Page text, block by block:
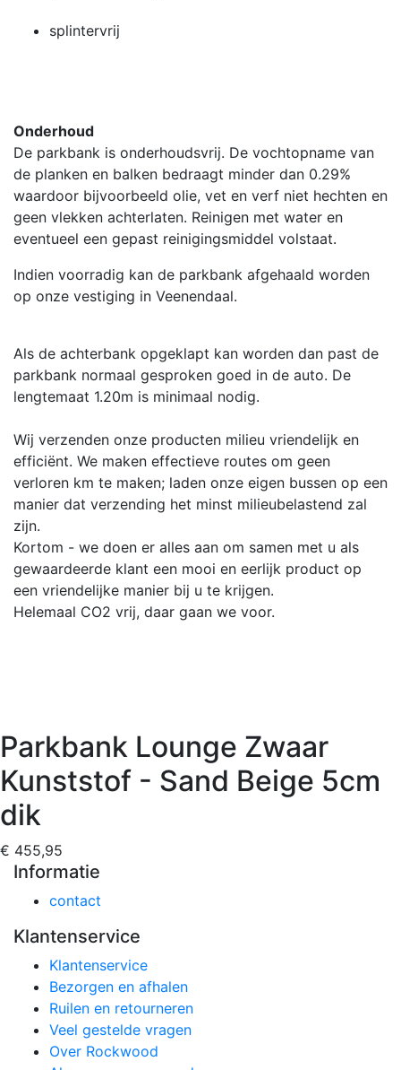
splintervrij
Onderhoud
De parkbank is onderhoudsvrij. De vochtopname van
de planken en balken bedraagt minder dan 0.29%
waardoor bijvoorbeeld olie, vet en verf niet hechten en
geen vlekken achterlaten. Reinigen met water en
eventueel een gepast reinigingsmiddel volstaat.
Indien voorradig kan de parkbank afgehaald worden
op onze vestiging in Veenendaal.
Als de achterbank opgeklapt kan worden dan past de
parkbank normaal gesproken goed in de auto. De
lengtemaat 1.20m is minimaal nodig.
Wij verzenden onze producten milieu vriendelijk en
efficiënt. We maken effectieve routes om geen
verloren km te maken; laden onze eigen bussen op een
manier dat verzending het minst milieubelastend zal
zijn.
Kortom - we doen er alles aan om samen met u als
gewaardeerde klant een mooi en eerlijk product op
een vriendelijke manier bij u te krijgen.
Helemaal CO2 vrij, daar gaan we voor.
Parkbank Lounge Zwaar
Kunststof - Sand Beige 5cm
dik
€ 455,95
Informatie
contact
Klantenservice
Klantenservice
Bezorgen en afhalen
Ruilen en retourneren
Veel gestelde vragen
Over Rockwood